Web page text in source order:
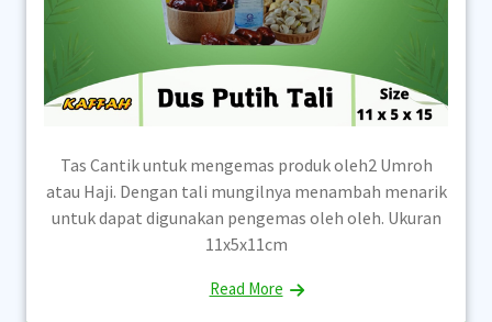
Tas Cantik untuk mengemas produk oleh2 Umroh
atau Haji. Dengan tali mungilnya menambah menarik
untuk dapat digunakan pengemas oleh oleh. Ukuran
11x5x11cm
Read More